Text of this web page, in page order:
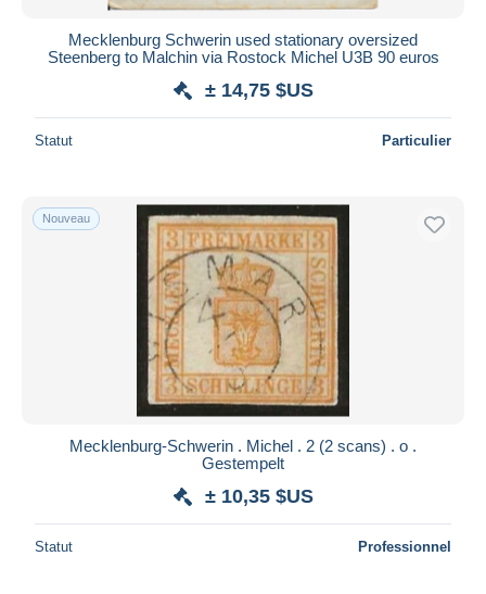
Mecklenburg Schwerin used stationary oversized
Steenberg to Malchin via Rostock Michel U3B 90 euros
± 14,75 $US
Statut Particulier
Nouveau
Mecklenburg-Schwerin . Michel . 2 (2 scans) . o .
Gestempelt
± 10,35 $US
Statut Professionnel